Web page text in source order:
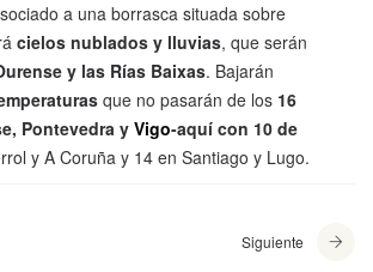
a una borrasca situada sobre
cielos nublados y lluvias, que serán
y las Rías Baixas. Bajarán
que no pasarán de los 16
Pontevedra y Vigo-aquí con 10 de
y A Coruña y 14 en Santiago y Lugo.
Siguiente